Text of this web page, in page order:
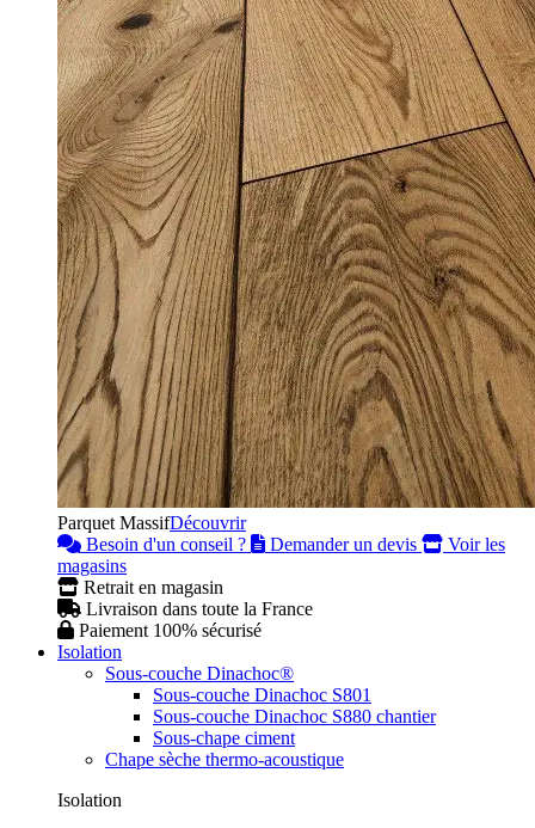
Parquet MassifDécouvrir
Besoin d'un conseil ?
Demander un devis
Voir les
magasins
Retrait en magasin
Livraison dans toute la France
Paiement 100% sécurisé
Isolation
Sous-couche Dinachoc®
Sous-couche Dinachoc S801
Sous-couche Dinachoc S880 chantier
Sous-chape ciment
Chape sèche thermo-acoustique
Isolation